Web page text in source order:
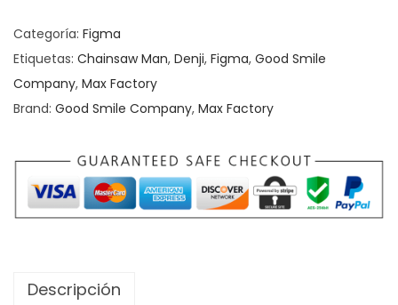
Categoría: Figma
Etiquetas: Chainsaw Man, Denji, Figma, Good Smile
Company, Max Factory
Brand: Good Smile Company, Max Factory
Descripción